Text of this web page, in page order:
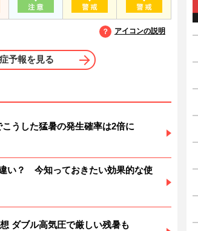
アイコンの説明
予報を見る
うした猛暑の発生確率は2倍に
い？ 今知っておきたい効果的な使
ダブル高気圧で厳しい残暑も